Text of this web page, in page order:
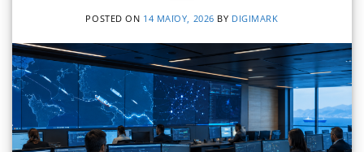
POSTED ON 14 ΜΑΪ́ΟΥ, 2026 BY DIGIMARK